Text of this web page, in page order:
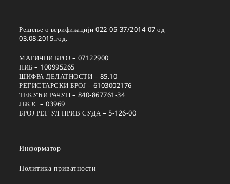
Решење о верификацији 022-05-37/2014-07 од
03.08.2015.год.
МАТИЧНИ БРОЈ – 07122900
ПИБ – 100995265
ШИФРА ДЕЛАТНОСТИ – 85.10
РЕГИСТАРСКИ БРОЈ – 6103002176
ТЕКУЋИ РАЧУН – 840-867761-34
ЈБКЈС – 03969
БРОЈ РЕГ УЛ ПРИВ СУДА – 5-126-00
Информатор
Политика приватности